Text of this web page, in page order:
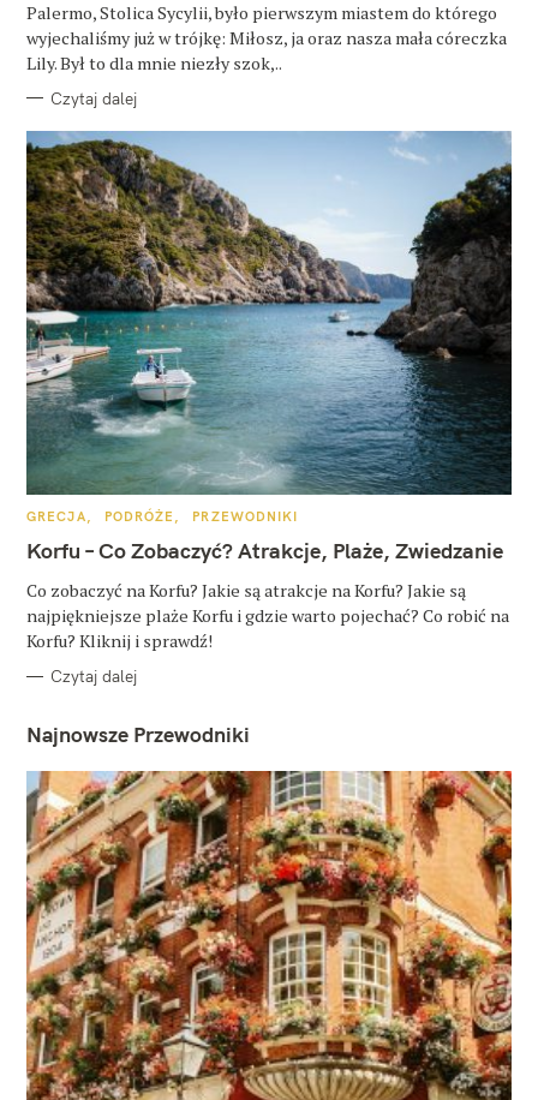
Palermo, Stolica Sycylii, było pierwszym miastem do którego
wyjechaliśmy już w trójkę: Miłosz, ja oraz nasza mała córeczka
Lily. Był to dla mnie niezły szok,..
Czytaj dalej
K
T
E
O
R
I
GRECJA PODRÓŻE PRZEWODNIKI
Korfu – Co Zobaczyć? Atrakcje, Plaże, Zwiedzanie
Co zobaczyć na Korfu? Jakie są atrakcje na Korfu? Jakie są
najpiękniejsze plaże Korfu i gdzie warto pojechać? Co robić na
Korfu? Kliknij i sprawdź!
Czytaj dalej
Najnowsze Przewodniki